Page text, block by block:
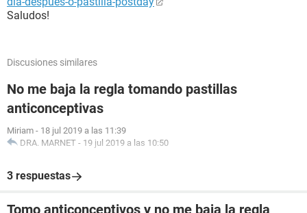
Saludos!
Discusiones similares
No me baja la regla tomando pastillas
anticonceptivas
Miriam - 18 jul 2019 a las 11:39
DRA. MARNET - 19 jul 2019 a las 10:50
3 respuestas
Tomo anticonceptivos y no me baja la regla